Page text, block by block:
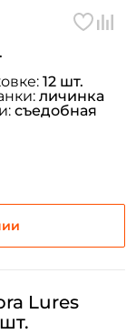
12 шт.
личинка
съедобная
Lures